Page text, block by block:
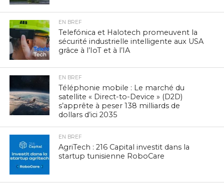
EN BREF
Telefónica et Halotech promeuvent la
sécurité industrielle intelligente aux USA
grâce à l’IoT et à l’IA
EN BREF
Téléphonie mobile : Le marché du
satellite « Direct-to-Device » (D2D)
s’apprête à peser 138 milliards de
dollars d’ici 2035
EN BREF
AgriTech : 216 Capital investit dans la
startup tunisienne RoboCare